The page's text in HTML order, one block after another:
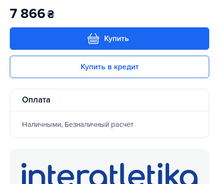
7 866₴
Купить
Купить в кредит
Оплата
Наличными, Безналичный расчет